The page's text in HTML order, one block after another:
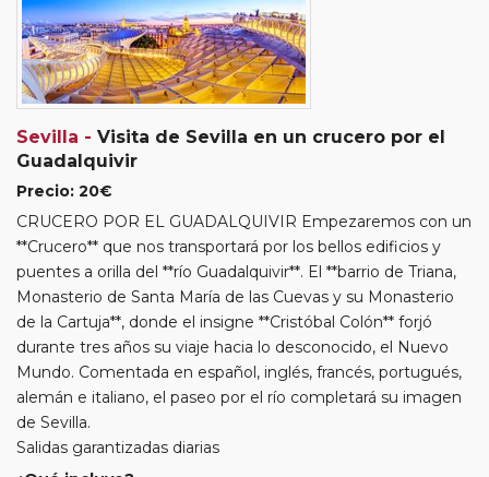
Sevilla - Visita de Sevilla en un crucero por el
Guadalquivir
Precio: 20€
CRUCERO POR EL GUADALQUIVIR Empezaremos con un
**Crucero** que nos transportará por los bellos edificios y
puentes a orilla del **río Guadalquivir**. El **barrio de Triana,
Monasterio de Santa María de las Cuevas y su Monasterio
de la Cartuja**, donde el insigne **Cristóbal Colón** forjó
durante tres años su viaje hacia lo desconocido, el Nuevo
Mundo. Comentada en español, inglés, francés, portugués,
alemán e italiano, el paseo por el río completará su imagen
de Sevilla.
Salidas garantizadas diarias